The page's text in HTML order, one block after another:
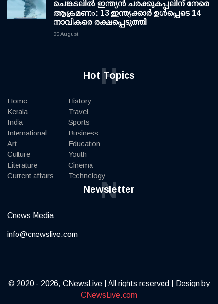
ചെങ്കടലില്‍ ഇന്ത്യന്‍ ചരക്കുകപ്പലിന് നേരെ
ആക്രമണം: 13 ഇന്ത്യക്കാര്‍ ഉള്‍പ്പെടെ 14
നാവികരെ രക്ഷപ്പെടുത്തി
05 August
Hot Topics
H
Home
Kerala
India
International
Art
Culture
Literature
Current affairs
History
Travel
Sports
Business
Education
Youth
Cinema
Technology
Newsletter
N
Cnews Media
info@cnewslive.com
© 2020 - 2026, CNewsLive | All rights reserved | Design by
CNewsLive.com